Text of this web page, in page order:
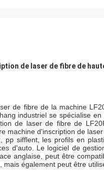
de laser de fibre de
de fibre de la machine
industriel se spécialise
de laser de fibre de
machine d'inscription de
sifflent, les profils en
d'auto. Le logiciel de
anglaise, peut être
mais également peut être